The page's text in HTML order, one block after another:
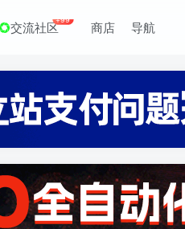
交流社区+99 商店 导航